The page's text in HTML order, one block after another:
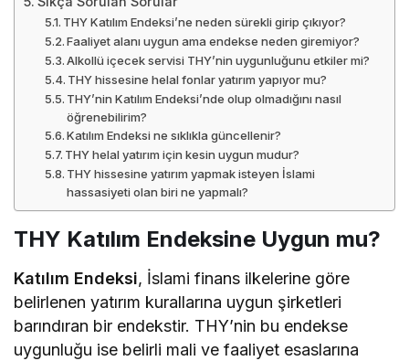
THY Katılım Endeksi’ne neden sürekli girip çıkıyor?
Faaliyet alanı uygun ama endekse neden giremiyor?
Alkollü içecek servisi THY’nin uygunluğunu etkiler mi?
THY hissesine helal fonlar yatırım yapıyor mu?
THY’nin Katılım Endeksi’nde olup olmadığını nasıl
öğrenebilirim?
Katılım Endeksi ne sıklıkla güncellenir?
THY helal yatırım için kesin uygun mudur?
THY hissesine yatırım yapmak isteyen İslami
hassasiyeti olan biri ne yapmalı?
THY Katılım Endeksine Uygun mu?
Katılım Endeksi, İslami finans ilkelerine göre
belirlenen yatırım kurallarına uygun şirketleri
barındıran bir endekstir. THY’nin bu endekse
uygunluğu ise belirli mali ve faaliyet esaslarına